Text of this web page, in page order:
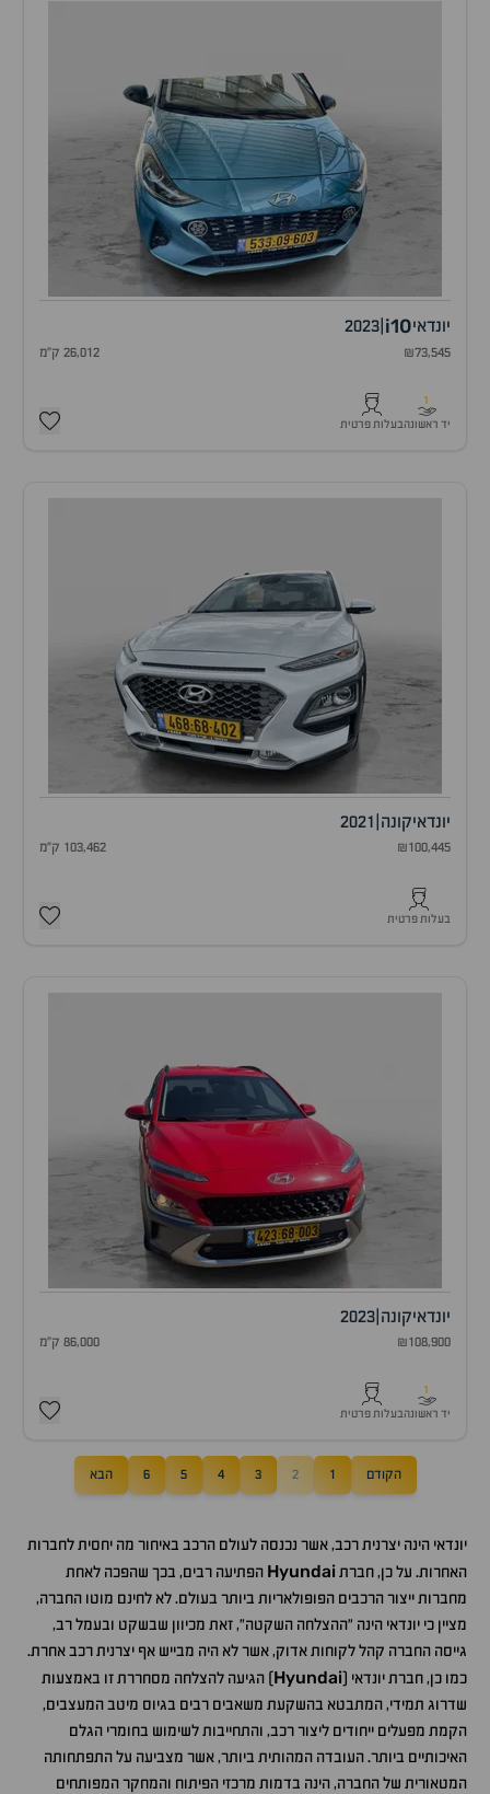
יונדאיi10
2023
₪73,545 26,012 ק"מ
1
יד ראשונהבעלות פרטית
יונדאיקונה 2021
₪100,445 103,462 ק"מ
בעלות פרטית
יונדאיקונה 2023
₪108,900 86,000 ק"מ
1
יד ראשונהבעלות פרטית
הקודם 1
2
3
4
5
6 הבא
יונדאי הינה יצרנית רכב, אשר נכנסה לעולם הרכב באיחור מה יחסית לחברות
האחרות. על כן, חברתHyundai הפתיעה רבים, בכך שהפכה לאחת
מחברות ייצור הרכבים הפופולאריות ביותר בעולם. לא לחינם מוטו החברה,
מציין כי יונדאי הינה “ההצלחה השקטה”, זאת מכיוון שבשקט ובעמל רב,
גייסה החברה קהל לקוחות אדוק, אשר לא היה מבייש אף יצרנית רכב אחרת.
כמו כן, חברת יונדאי (Hyundai) הגיעה להצלחה מסחררת זו באמצעות
שדרוג תמידי, המתבטא בהשקעת משאבים רבים בגיוס מיטב המעצבים,
הקמת מפעלים ייחודים ליצור רכב, והתחייבות לשימוש בחומרי הגלם
האיכותיים ביותר. העובדה המהותית ביותר, אשר מצביעה על התפתחותה
המטאורית של החברה, הינה בדמות מרכזי הפיתוח והמחקר המפותחים